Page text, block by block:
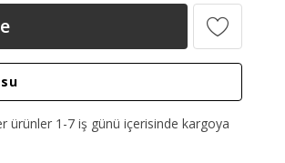
ürünler 1-7 iş günü içerisinde kargoya